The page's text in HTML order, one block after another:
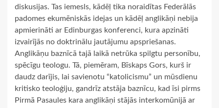
diskusijas. Tas iemesls, kādēļ tika noraidītas Federālās
padomes ekumēniskās idejas un kādēļ anglikāņi nebija
apmierināti ar Edinburgas konferenci, kura apzināti
izvairījās no doktrinālu jautājumu apspriešanas.
Anglikāņu baznīcā tajā laikā netrūka spilgtu personību,
spēcīgu teologu. Tā, piemēram, Bīskaps Gors, kurš ir
daudz darījis, lai savienotu “katolicismu” un mūsdienu
kritisko teoloģiju, gandrīz atstāja baznīcu, kad īsi pirms
Pirmā Pasaules kara anglikāņi stājās interkomūnijā ar